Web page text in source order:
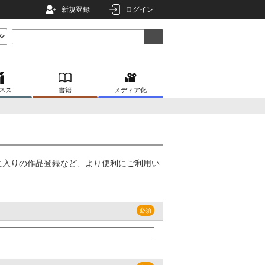
新規登録 ログイン
ス 書籍 メディア化
りの作品登録など、より便利にご利用い